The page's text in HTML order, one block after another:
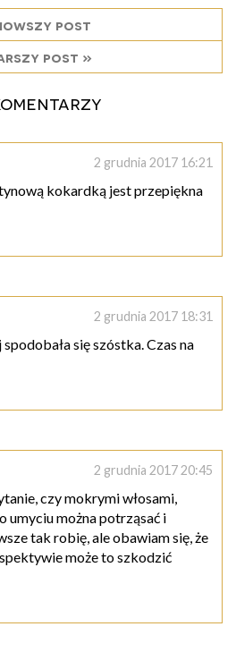
post
post »
2 grudnia 2017 16:21
kokardką jest przepiękna
2 grudnia 2017 18:31
się szóstka. Czas na
2 grudnia 2017 20:45
czy mokrymi włosami,
umyciu można potrząsać i
tak robię, ale obawiam się, że
może to szkodzić